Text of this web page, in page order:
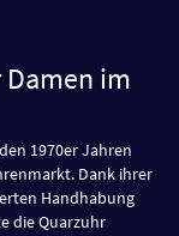
im
1970er Jahren
Dank ihrer
Handhabung
die Quarzuhr